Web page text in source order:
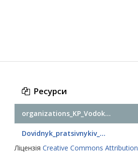
Ресурси
organizations_KP_Vodok...
Dovidnyk_pratsivnykiv_...
Ліцензія Creative Commons Attribution